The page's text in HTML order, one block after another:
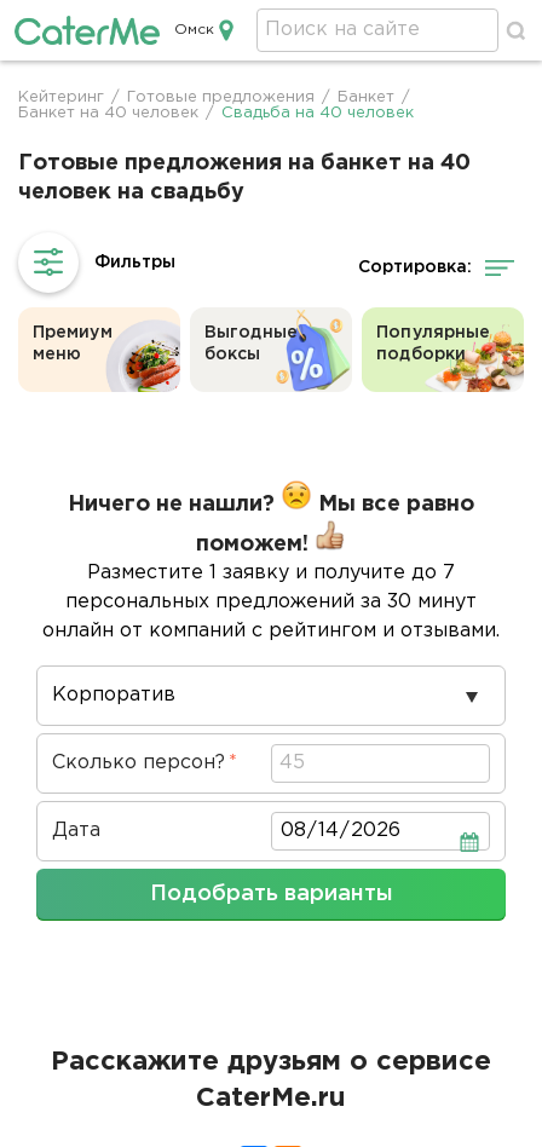
Кейтеринг в Омске
Омск
Строка
Кейтеринг / Готовые предложения / Банкет
/
Банкет на 40 человек
/ Свадьба на 40 человек
Готовые предложения на банкет на 40
человек на свадьбу
Сортировка:
Премиум
меню
Выгодные
боксы
Популярные
подборки
Ничего не нашли? Мы все равно
поможем!
Разместите 1 заявку и получите до 7
персональных предложений за 30 минут
онлайн от компаний с рейтингом и отзывами.
Повод
проведения
Сколько персон?
Дата Дата
Подобрать варианты
Расскажите друзьям о сервисе
CaterMe.ru